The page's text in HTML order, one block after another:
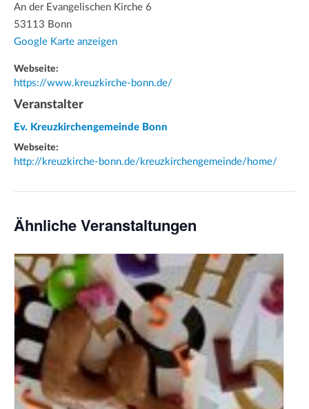
An der Evangelischen Kirche 6
53113 Bonn
Google Karte anzeigen
Webseite:
https://www.kreuzkirche-bonn.de/
Veranstalter
Ev. Kreuzkirchengemeinde Bonn
Webseite:
http://kreuzkirche-bonn.de/kreuzkirchengemeinde/home/
Ähnliche Veranstaltungen